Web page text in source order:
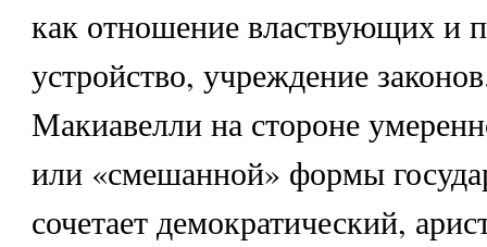
как отношение властвующих и
устройство, учреждение
Макиавелли на стороне
или «смешанной» формы
сочетает демократический,